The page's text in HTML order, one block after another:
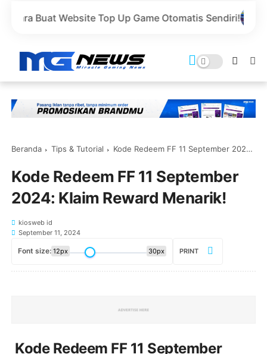
Top Up Game Otomatis Sendiri! Buat Website
Beranda Tips & Tutorial Kode Redeem FF 11 September 2024: Klaim Reward Menarik!
Kode Redeem FF 11 September
2024: Klaim Reward Menarik!
kiosweb id
September 11, 2024
Font size: 12px 30px PRINT
Kode Redeem FF 11 September